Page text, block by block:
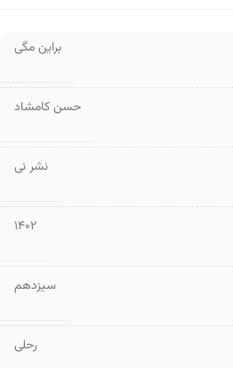
براین مگی
حسن کامشاد
نشر نی
1402
سیزدهم
رحلی